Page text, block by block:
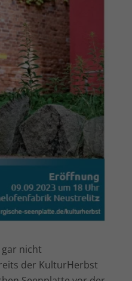
nicht
der KulturHerbst